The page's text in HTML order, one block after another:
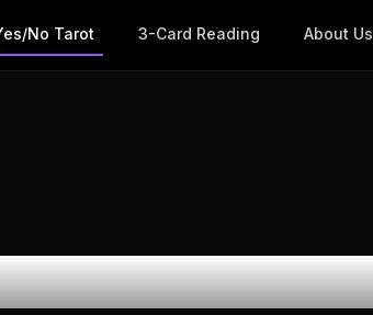
No Tarot 3-Card Reading About Us
会吗？